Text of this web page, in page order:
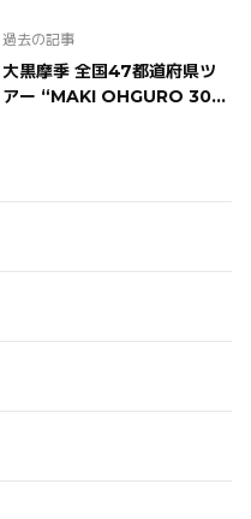
過去の記事
大黒摩季 全国47都道府県ツ
アー “MAKI OHGURO 30th
COLLET” バンド・メンバー